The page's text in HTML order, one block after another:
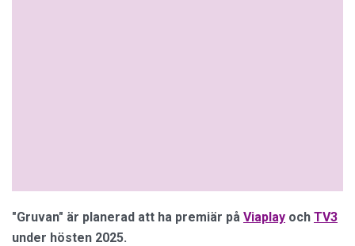
"Gruvan" är planerad att ha premiär på Viaplay och TV3
under hösten 2025.